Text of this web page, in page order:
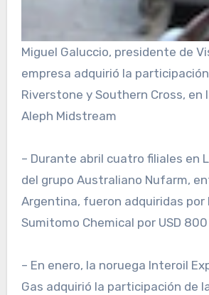
Miguel Galuccio, presidente de
empresa adquirió la
Riverstone y Southern Cross, en
Aleph Midstream
– Durante abril cuatro filiales en
del grupo Australiano Nufarm,
Argentina, fueron adquiridas por
Sumitomo Chemical por USD
– En enero, la noruega Interoil
Gas adquirió la participación de